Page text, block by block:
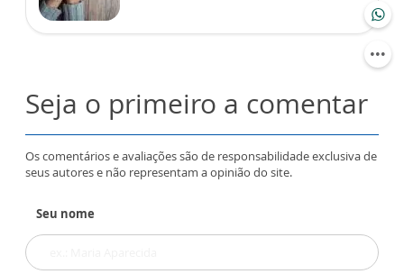
Seja o primeiro a comentar
Os comentários e avaliações são de responsabilidade exclusiva de
seus autores e não representam a opinião do site.
Seu nome